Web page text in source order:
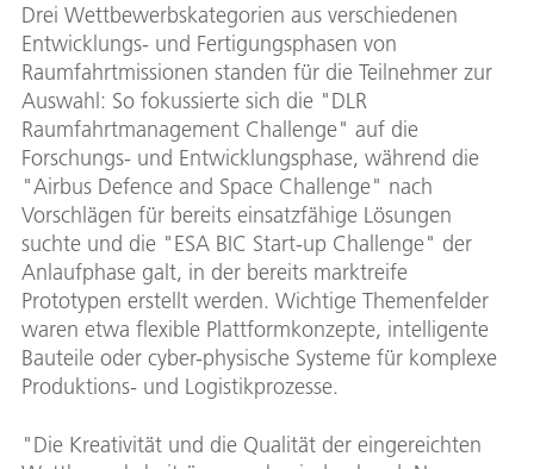
Drei Wettbewerbskategorien aus verschiedenen
Entwicklungs- und Fertigungsphasen von
Raumfahrtmissionen standen für die Teilnehmer zur
Auswahl: So fokussierte sich die "DLR
Raumfahrtmanagement Challenge" auf die
Forschungs- und Entwicklungsphase, während die
"Airbus Defence and Space Challenge" nach
Vorschlägen für bereits einsatzfähige Lösungen
suchte und die "ESA BIC Start-up Challenge" der
Anlaufphase galt, in der bereits marktreife
Prototypen erstellt werden. Wichtige Themenfelder
waren etwa flexible Plattformkonzepte, intelligente
Bauteile oder cyber-physische Systeme für komplexe
Produktions- und Logistikprozesse.
"Die Kreativität und die Qualität der eingereichten